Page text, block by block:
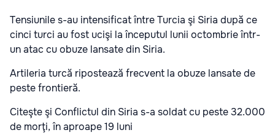
Tensiunile s-au intensificat între Turcia şi Siria după ce
cinci turci au fost ucişi la începutul lunii octombrie într-
un atac cu obuze lansate din Siria.
Artileria turcă ripostează frecvent la obuze lansate de
peste frontieră.
Citeşte şi Conflictul din Siria s-a soldat cu peste 32.000
de morţi, în aproape 19 luni